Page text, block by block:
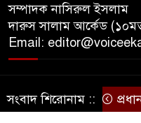
সম্পাদক নাসিরুল ইসলাম
দারুস সালাম আর্কেড
Email:
© Copyright
সংবাদ শিরোনাম ::